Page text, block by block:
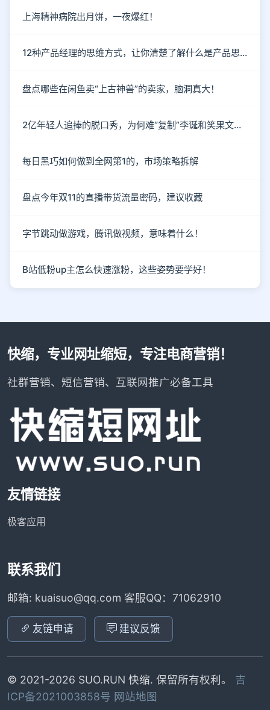
上海精神病院出月饼，一夜爆红！
12种产品经理的思维方式，让你清楚了解什么是产品思维
盘点哪些在闲鱼卖“上古神兽”的卖家，脑洞真大！
2亿年轻人追捧的脱口秀，为何难“复制”李诞和笑果文化？
每日黑巧如何做到全网第1的，市场策略拆解
盘点今年双11的直播带货流量密码，建议收藏
字节跳动做游戏，腾讯做视频，意味着什么！
B站低粉up主怎么快速涨粉，这些姿势要学好！
快缩，专业网址缩短，专注电商营销！
社群营销、短信营销、互联网推广必备工具
友情链接
极客应用
联系我们
邮箱: kuaisuo@qq.com 客服QQ：71062910
友链申请 建议反馈
© 2021-2026 SUO.RUN 快缩. 保留所有权利。 吉
ICP备2021003858号 网站地图